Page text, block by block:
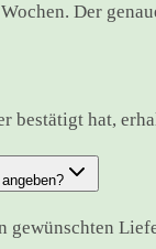
Der
bestätigt hat,
gewünschten